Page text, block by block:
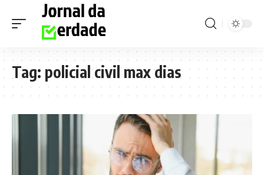
Tag: policial civil max dias